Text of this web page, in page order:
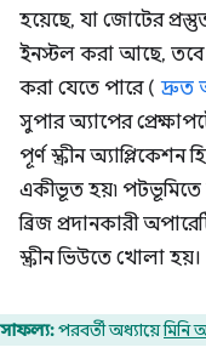
হয়েছে, যা জোটের
ইনস্টল করা আছে, তবে
করা যেতে পারে (দ্রুত
সুপার অ্যাপের
পূর্ণ স্ক্রীন
একীভূত হয়৷ পটভূমিতে
ব্রিজ প্রদানকারী
স্ক্রীন ভিউতে খোলা হয়।
সাফল্য:পরবর্তী অধ্যায়েমিনি